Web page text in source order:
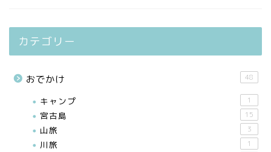
カテゴリー
おでかけ 48
キャンプ 1
宮古島 15
山旅 3
川旅 1